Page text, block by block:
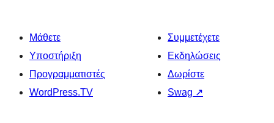
Μάθετε
Υποστήριξη
Προγραμματιστές
WordPress.TV
Συμμετέχετε
Εκδηλώσεις
Δωρίστε
Swag ↗